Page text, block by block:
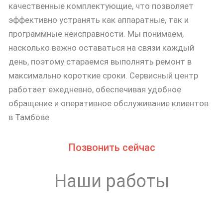
качественные комплектующие, что позволяет
эффективно устранять как аппаратные, так и
программные неисправности. Мы понимаем,
насколько важно оставаться на связи каждый
день, поэтому стараемся выполнять ремонт в
максимально короткие сроки. Сервисный центр
работает ежедневно, обеспечивая удобное
обращение и оперативное обслуживание клиентов
в Тамбове
Позвонить сейчас
Наши работы